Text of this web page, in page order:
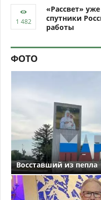
«Рассвет»
спутники
работы
ФОТО
Восставший из пепла